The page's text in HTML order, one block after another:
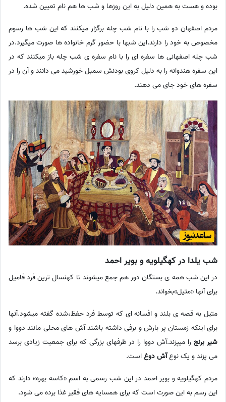
بوده و هست به همین دلیل به این روزها و شب ها هم نام تعیین شده.
مردم اصفهان دو شب را با نام شب چله برگزار میکنند که این شب ها رسوم
مخصوص به خود را دارند.این شبها با حضور گرم خانواده ها صورت میگیرد.در
شب چله اصفهانی ها سفره ای را با نام سفره ی شب چله باز میکنند که در
این سفره هندوانه را به دلیل کروی بودنش سمبل خورشید می دانند و آن را در
سفره های خود جای می دهند.
شب یلدا در کهگیلویه و بویر احمد
در این شب همه ی بستگان دور هم جمع میشوند تا کهنسال ترین فرد فامیل
برای آنها «متیل»بخواند.
متیل به قصه ی بلند و افسانه ای که توسط فرد حفظ،شده گفته میشود.آنها
برای اینکه زمستان پر بارش و برفی داشته باشند آش های محلی مانند دووا و
شیر برنجرا میپزند.آش دووا را در ظرفهای بزرگی که برای جمعیت زیادی برسد
می پزند و یک نوعآش دوغاست.
مردم کهگیلویه و بویر احمد در این شب رسمی به اسم «کاسه بهره» دارند که
این رسم به این صورت است که برای همسایه های فقیر غذا برده می شود.